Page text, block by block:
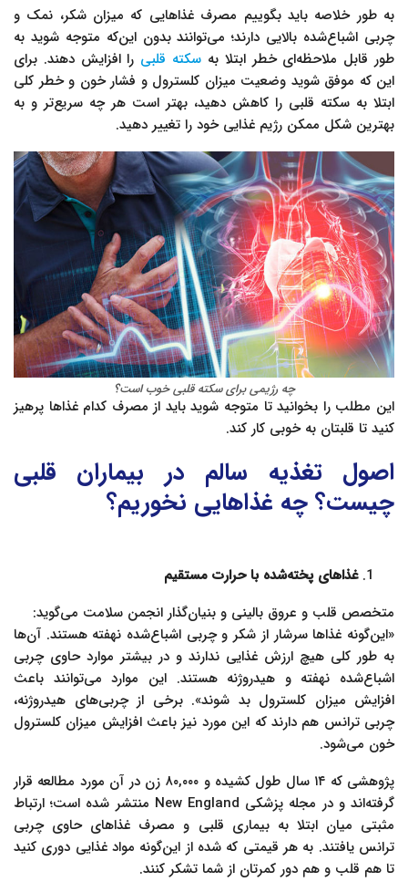
به طور خلاصه باید بگوییم مصرف غذاهایی که میزان شکر، نمک و
چربی اشباع‌شده بالایی دارند؛ می‌توانند بدون این‌که متوجه شوید به
طور قابل ملاحظه‌ای خطر ابتلا به سکته قلبی را افزایش ‌دهند. برای
این که موفق شوید وضعیت میزان کلسترول و فشار خون و خطر کلی
ابتلا به سکته قلبی را کاهش دهید، بهتر است هر چه سریع‌تر و به
بهترین شکل ممکن رژیم غذایی خود را تغییر دهید.
چه رژیمی برای سکته قلبی خوب است؟
این مطلب را بخوانید تا متوجه شوید باید از مصرف کدام غذاها پرهیز
کنید تا قلبتان به خوبی کار کند.
اصول تغذیه سالم در بیماران قلبی
چیست؟ چه غذاهایی نخوریم؟
غذاهای پخته‌شده با حرارت مستقیم
متخصص قلب و عروق بالینی و بنیان‌گذار انجمن سلامت می‌گوید:
«این‌گونه غذاها سرشار از شکر و چربی اشباع‌شده نهفته هستند. آن‌ها
به طور کلی هیچ ارزش غذایی ندارند و در بیشتر موارد حاوی چربی
اشباع‌شده نهفته و هیدروژنه هستند. این موارد می‌توانند باعث
افزایش میزان کلسترول بد شوند». برخی از چربی‌های هیدروژنه،
چربی ترانس هم دارند که این مورد نیز باعث افزایش میزان کلسترول
خون می‌شود.
پژوهشی که ۱۴ سال طول کشیده و ۸۰,۰۰۰ زن در آن مورد مطالعه قرار
گرفته‌اند و در مجله پزشکی New England منتشر شده است؛ ارتباط
مثبتی میان ابتلا به بیماری قلبی و مصرف غذاهای حاوی چربی
ترانس یافتند. به هر قیمتی که شده از این‌گونه مواد غذایی دوری کنید
تا هم قلب و هم دور کمرتان از شما تشکر کنند.